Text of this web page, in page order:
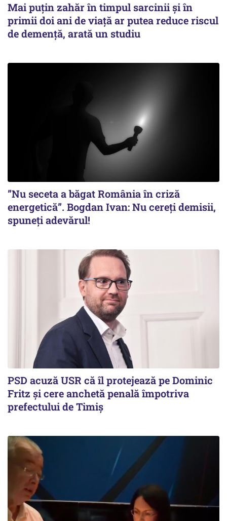
Mai puțin zahăr în timpul sarcinii și în
primii doi ani de viață ar putea reduce riscul
de demență, arată un studiu
”Nu seceta a băgat România în criză
energetică”. Bogdan Ivan: Nu cereți demisii,
spuneți adevărul!
PSD acuză USR că îl protejează pe Dominic
Fritz și cere anchetă penală împotriva
prefectului de Timiș